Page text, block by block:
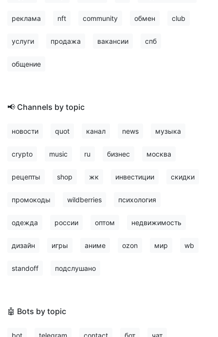
реклама nft community обмен club
услуги продажа вакансии спб
общение
📢 Channels by topic
новости quot канал news музыка
crypto music ru бизнес москва
рецепты shop жк инвестиции скидки
промокоды wildberries психология
одежда россии оптом недвижимость
дизайн игры аниме ozon мир wb
standoff подслушано
🤖 Bots by topic
bot telegram contact бот чат